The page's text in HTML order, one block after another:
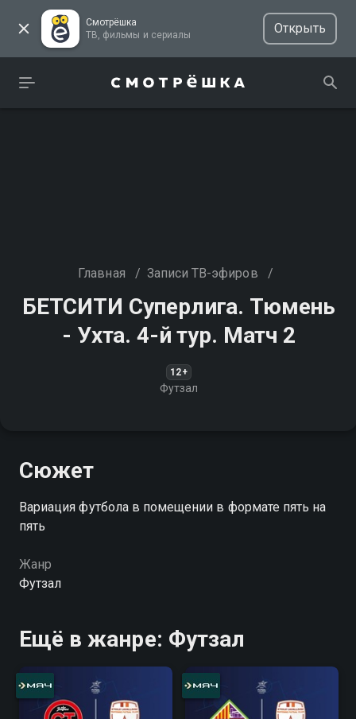
Смотрёшка
ТВ, фильмы и сериалы
Открыть
Главная / Записи ТВ-эфиров /
БЕТСИТИ Суперлига. Тюмень
- Ухта. 4-й тур. Матч 2
12+
Футзал
Сюжет
Вариация футбола в помещении в формате пять на
пять
Жанр
Футзал
Ещё в жанре: Футзал